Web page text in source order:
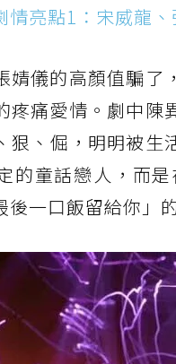
情亮點1：宋威龍
婧儀的高顏值騙了
疼痛愛情。劇中陳
狠、倔，明明被生
的童話戀人，而
後一口飯留給你」